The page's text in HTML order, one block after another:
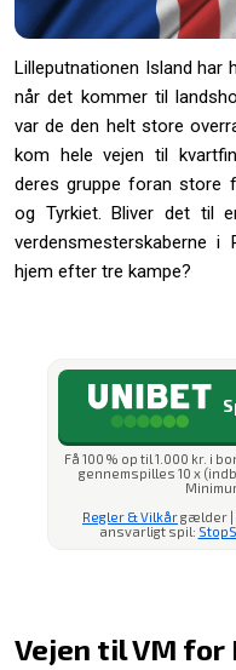
Lilleputnationen Island
når det kommer til
var de den helt store
kom hele vejen til
deres gruppe foran store
og Tyrkiet. Bliver det til
verdensmesterskaberne
hjem efter tre kampe?
Få 100 % op til 1.000 kr. i
gennemspilles 10 x
Regler & Vilkårgælder |
ansvarligt spil:
Vejen til VM for